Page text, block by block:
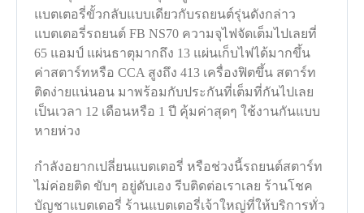
แบตเตอรี่ขั้วกลับแบบเดียวกับรถยนต์รุ่นดังกล่าว
แบตเตอรี่รถยนต์ FB NS70 ความจุไฟจัดเต็มไปเลยที่
65 แอมป์ แผ่นธาตุมากถึง 13 แผ่นเก็บไฟได้มากขึ้น
ค่าสตาร์ทหรือ CCA สูงถึง 413 เครื่องฟิตขึ้น สตาร์ท
ติดง่ายแน่นอน มาพร้อมกับประกันที่เต็มที่กันไปเลย
เป็นเวลา 12 เดือนหรือ 1 ปี คุ้มค่าสุดๆ ใช้งานกันแบบ
หายห่วง
กำลังอยากเปลี่ยนแบตเตอรี่ หรือช่วงนี้รถยนต์สตาร์ท
ไม่ค่อยติด ขับๆ อยู่ดับเอง รีบติดต่อเราเลย ร้านโชค
บัญชาแบตเตอรี่ ร้านแบตเตอรี่เจ้าใหญ่ที่ให้บริการทั่ว